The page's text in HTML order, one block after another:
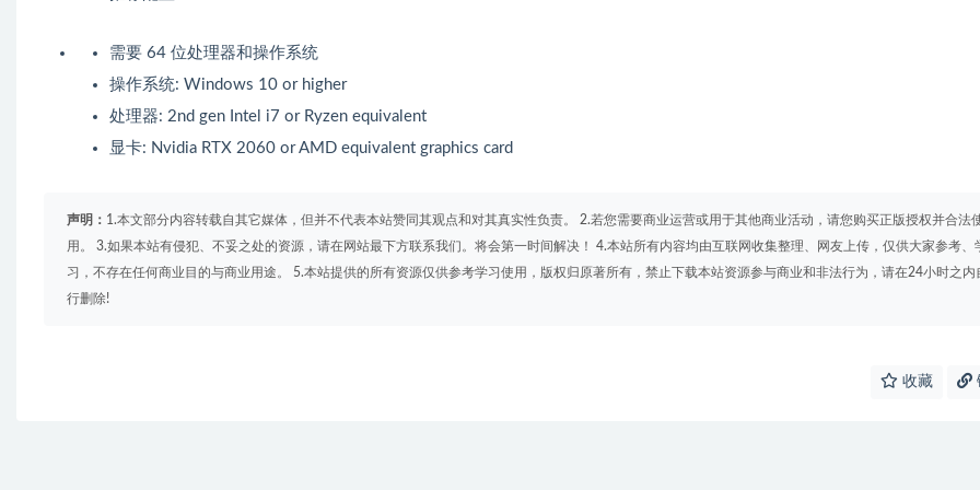
需要 64 位处理器和操作系统
操作系统: Windows 10 or higher
处理器: 2nd gen Intel i7 or Ryzen equivalent
显卡: Nvidia RTX 2060 or AMD equivalent graphics card
声明： 1.本文部分内容转载自其它媒体，但并不代表本站赞同其观点和对其真实性负责。 2.若您需要商业运营或用于其他商业活动，请您购买正版授权并合法
用。 3.如果本站有侵犯、不妥之处的资源，请在网站最下方联系我们。将会第一时间解决！ 4.本站所有内容均由互联网收集整理、网友上传，仅供大家参考、
习，不存在任何商业目的与商业用途。 5.本站提供的所有资源仅供参考学习使用，版权归原著所有，禁止下载本站资源参与商业和非法行为，请在24小时之内
行删除!
收藏